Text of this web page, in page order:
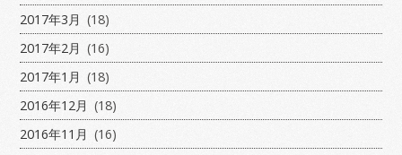
2017年3月 (18)
2017年2月 (16)
2017年1月 (18)
2016年12月 (18)
2016年11月 (16)